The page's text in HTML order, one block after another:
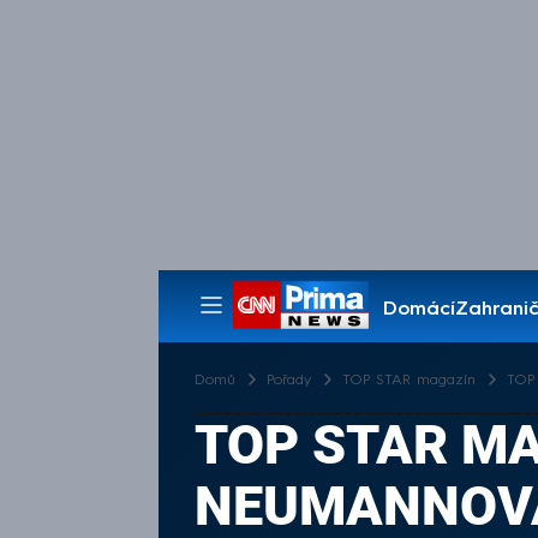
Domácí
Pořady
Domů Pořady TOP STAR magazín
TOP STAR